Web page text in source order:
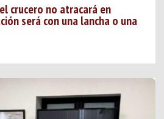
crucero no atracará en
será con una lancha o una